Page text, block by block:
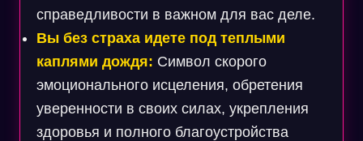
справедливости в важном для вас деле.
Вы без страха идете под теплыми
каплями дождя: Символ скорого
эмоционального исцеления, обретения
уверенности в своих силах, укрепления
здоровья и полного благоустройства